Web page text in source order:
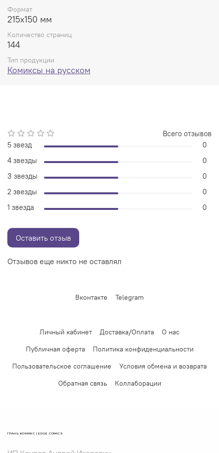
оруженосца)
Сюжет этого комикса-игры зависит полностью от ваших
решений!
Формат
215x150 мм
Количество страниц
144
Тип продукции
Комиксы на русском
Отзывов еще никто не оставлял
Всего отзывов
5 звезд
0
4 звезды
0
3 звезды
0
2 звезды
0
1 звезда
0
Оставить отзыв
Вконтакте Telegram
Личный кабинет Доставка/Оплата
О нас
Публичная оферта
Политика конфиденциальности
Пользовательское соглашение
Условия обмена и возврата
Обратная связь
Коллаборации
ГРАНЬ КОМИКС | EDGE COMICS